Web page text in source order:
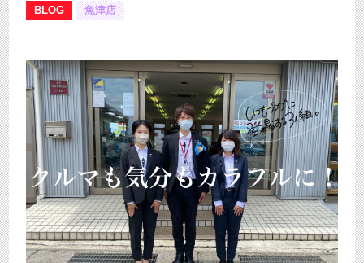
BLOG
魚津店